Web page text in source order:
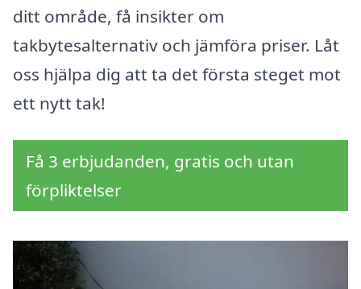
ditt område, få insikter om
takbytesalternativ och jämföra priser. Låt
oss hjälpa dig att ta det första steget mot
ett nytt tak!
Få 3 erbjudanden, gratis och utan
förpliktelser